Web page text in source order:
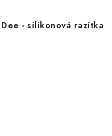
- silikonová razítka